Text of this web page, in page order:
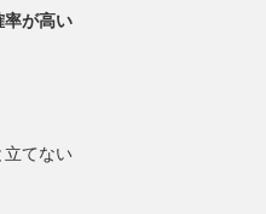
率が高い
立てない